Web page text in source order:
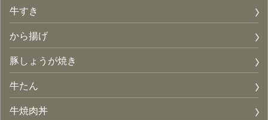
牛すき
から揚げ
豚しょうが焼き
牛たん
牛焼肉丼